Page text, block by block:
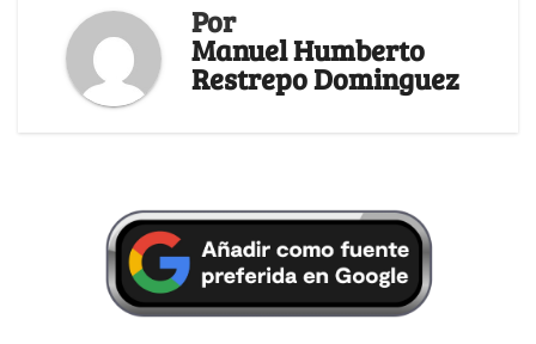
Por
Manuel Humberto
Restrepo Dominguez